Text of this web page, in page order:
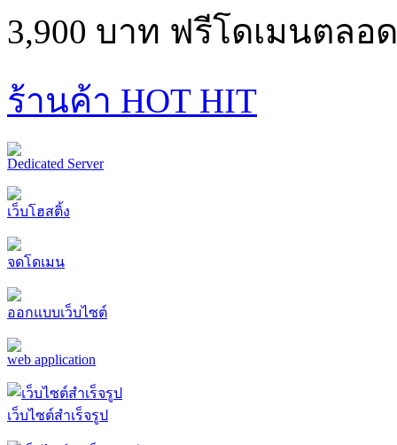
3,900 บาท ฟรีโดเมนตลอ
ร้านค้า HOT HIT
Dedicated Server
เว็บโฮสติ้ง
จดโดเมน
ออกแบบเว็บไซต์
web application
เว็บไซต์สำเร็จรูป